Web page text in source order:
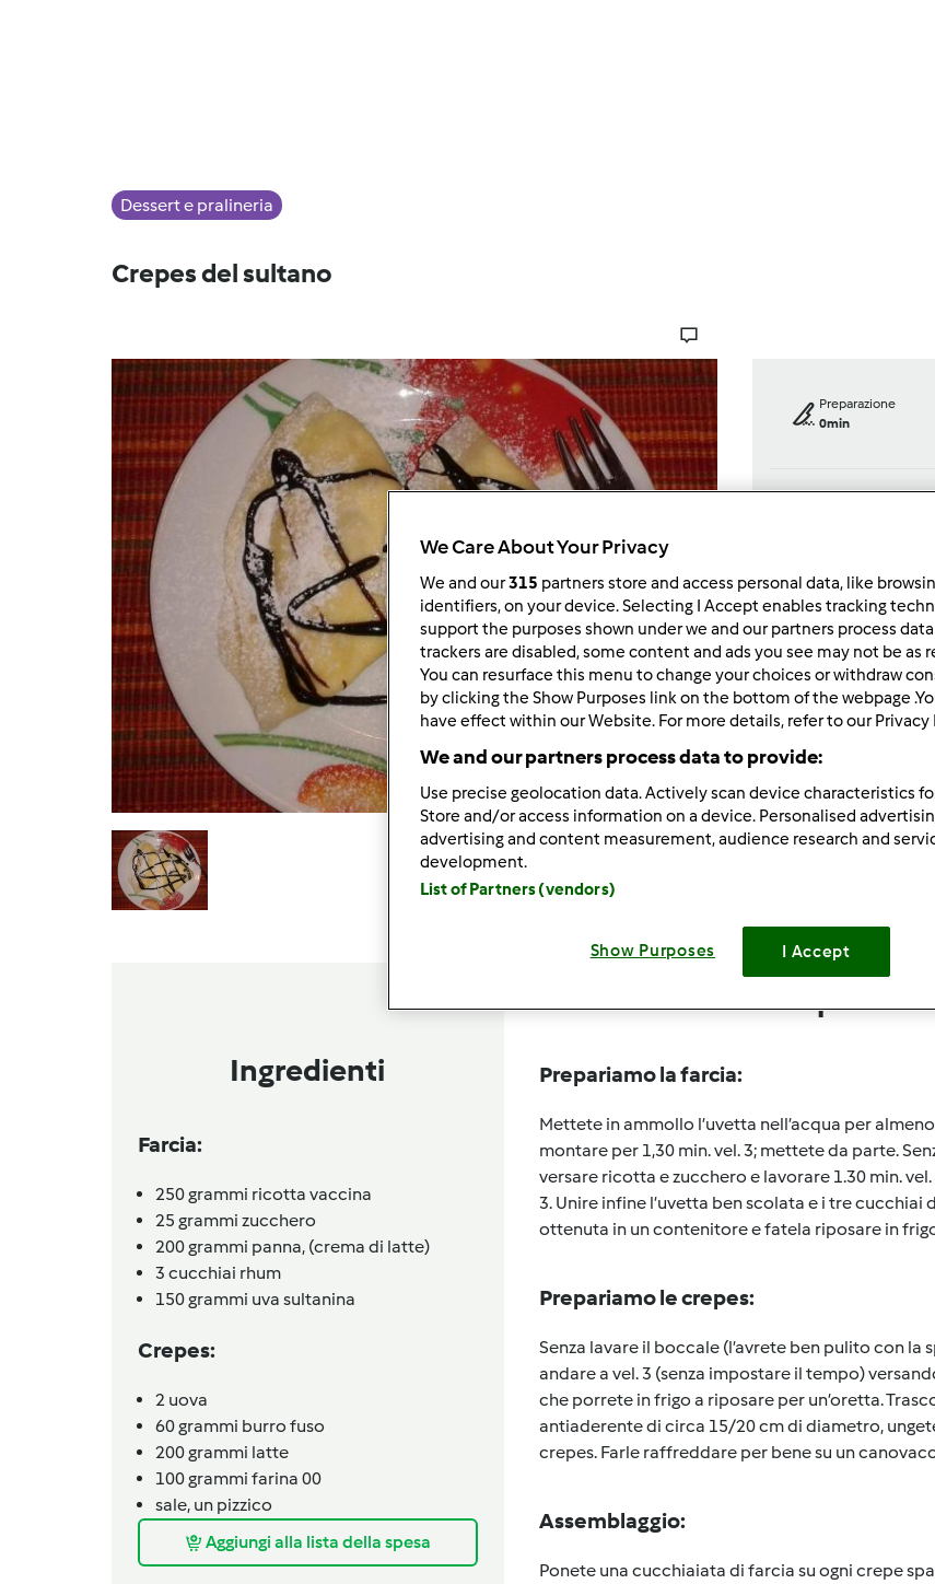
Dessert e pralineria
Crepes del sultano
Preparazione
0min
porzione/porzioni
pezzo/pezzi
--
Ingredienti
Farcia:
250grammi ricotta vaccina
25 grammi zucchero
200grammi panna, (crema di latte)
3 cucchiai rhum
150grammi uva sultanina
Crepes:
2 uova
60grammi burro fuso
200grammi latte
100grammi farina 00
sale, un pizzico
Aggiungi alla lista della spesa
Prepariamo la farcia:
Mettete in ammollo l’uvetta nell’acqua per
montare per 1,30 min. vel. 3; mettete da parte.
versare ricotta e zucchero e lavorare 1.30 min.
3. Unire infine l’uvetta ben scolata e i tre cucchiai
ottenuta in un contenitore e fatela riposare in
Prepariamo le crepes:
Senza lavare il boccale (l’avrete ben pulito con
andare a vel. 3 (senza impostare il tempo)
che porrete in frigo a riposare per un’oretta.
antiaderente di circa 15/20 cm di diametro,
crepes. Farle raffreddare per bene su un
Assemblaggio:
Ponete una cucchiaiata di farcia su ogni crepe
We Care About Your Privacy
We and our315 partners store and access personal data, like
identifiers, on your device. Selecting I Accept enables tracking
support the purposes shown under we and our partners process
trackers are disabled, some content and ads you see may not be as
You can resurface this menu to change your choices or withdraw
by clicking the Show Purposes link on the bottom of the webpage
have effect within our Website. For more details, refer to our Privacy
We and our partners process data to provide:
Use precise geolocation data. Actively scan device characteristics
Store and/or access information on a device. Personalised
advertising and content measurement, audience research and
development.
List of Partners (vendors)
Show Purposes I Accept